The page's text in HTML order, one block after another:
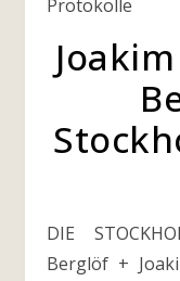
DIE STOCKHOLM PROTOKOLLE von Moa
Berglöf +